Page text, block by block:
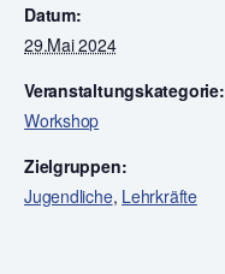
Datum:
29.Mai 2024
Veranstaltungskategorie:
Workshop
Zielgruppen:
Jugendliche, Lehrkräfte